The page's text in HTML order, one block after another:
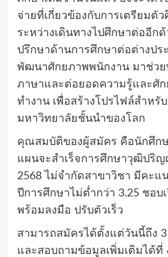
จ่ายที่เกี่ยวข้องกับการเตรียมตั
ระหว่างเดินทางไปศึกษาต่ออีก
ปรึกษาด้านการศึกษาต่อต่างปร
พัฒนาศักยภาพพนักงาน มาช่ว
ภาษาและต่อยอดความรู้และศัก
ทำงาน เพื่อสร้างโปรไฟล์สำหรั
มหาวิทยาลัยชั้นนำของโลก
คุณสมบัติของผู้สมัคร คือนักศึก
แผนจะสำเร็จการศึกษาวุฒิปริ
2568 ไม่จำกัดสาขาวิชา มีคะแ
ปีการศึกษาไม่ต่ำกว่า 3.25 ชอบ
พร้อมลงมือ ปรับตัวเร็ว
สามารถสมัครได้ตั้งแต่วันนี้ถึง
และสอบถามข้อมูลเพิ่มเติมได้ที่